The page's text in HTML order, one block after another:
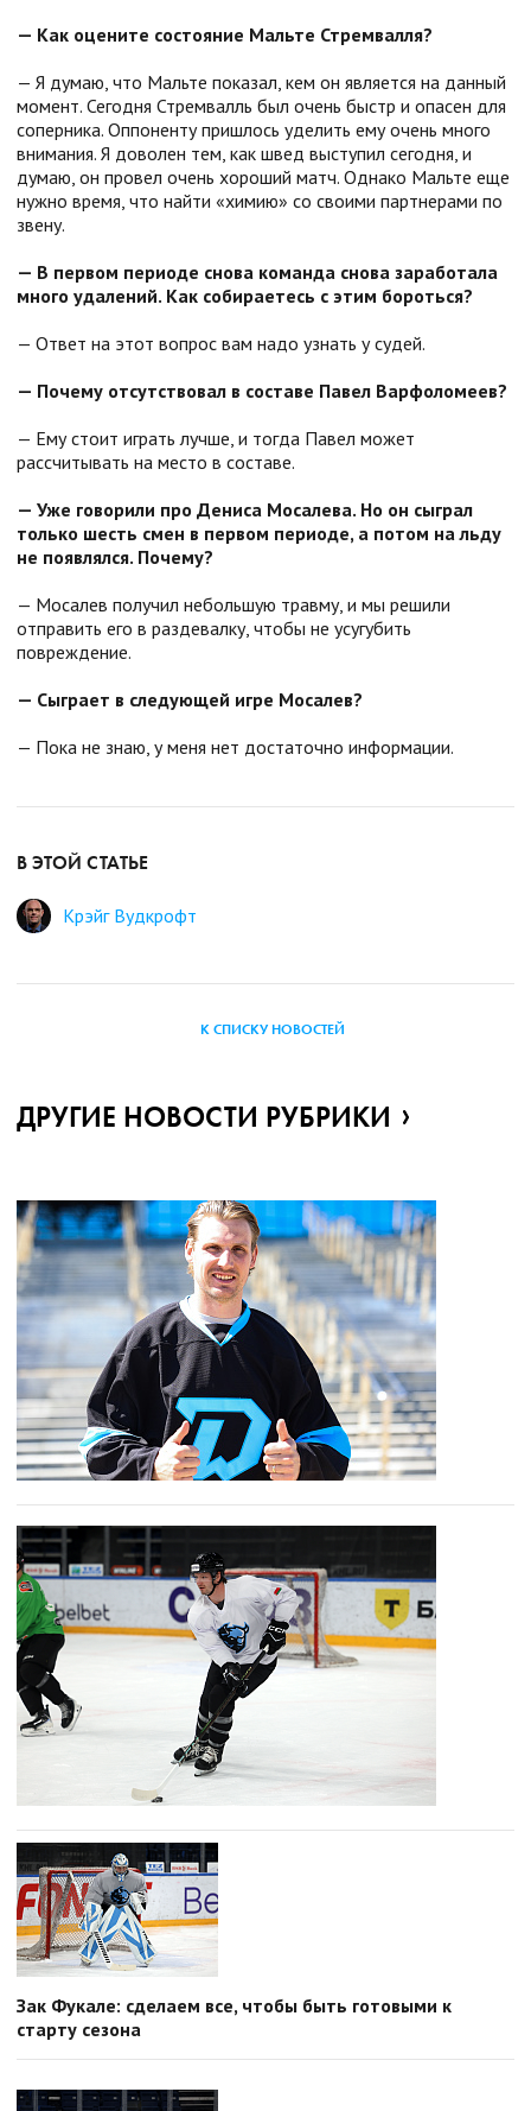
— Как оцените состояние Мальте Стремвалля?
— Я думаю, что Мальте показал, кем он является на данный
момент. Сегодня Стремвалль был очень быстр и опасен для
соперника. Оппоненту пришлось уделить ему очень много
внимания. Я доволен тем, как швед выступил сегодня, и
думаю, он провел очень хороший матч. Однако Мальте еще
нужно время, что найти «химию» со своими партнерами по
звену.
— В первом периоде снова команда снова заработала
много удалений. Как собираетесь с этим бороться?
— Ответ на этот вопрос вам надо узнать у судей.
— Почему отсутствовал в составе Павел Варфоломеев?
— Ему стоит играть лучше, и тогда Павел может
рассчитывать на место в составе.
— Уже говорили про Дениса Мосалева. Но он сыграл
только шесть смен в первом периоде, а потом на льду
не появлялся. Почему?
— Мосалев получил небольшую травму, и мы решили
отправить его в раздевалку, чтобы не усугубить
повреждение.
— Сыграет в следующей игре Мосалев?
— Пока не знаю, у меня нет достаточно информации.
В ЭТОЙ СТАТЬЕ
Крэйг Вудкрофт
К СПИСКУ НОВОСТЕЙ
ДРУГИЕ НОВОСТИ РУБРИКИ
Зак Фукале: сделаем все, чтобы быть готовыми к
старту сезона